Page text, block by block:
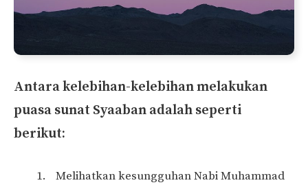
Antara kelebihan-kelebihan melakukan
puasa sunat Syaaban adalah seperti
berikut:
Melihatkan kesungguhan Nabi Muhammad